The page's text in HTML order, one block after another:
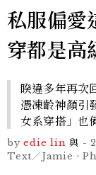
私服偏愛
穿都是高
睽違多年再次
憑凍齡神顏引
女系穿搭」也
by edie lin 與 -
Text／Jamie、